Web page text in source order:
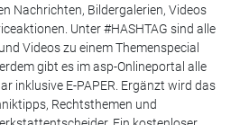
Nachrichten, Bildergalerien, Videos
Unter #HASHTAG sind alle
Videos zu einem Themenspecial
gibt es im asp-Onlineportal alle
inklusive E-PAPER. Ergänzt wird das
Rechtsthemen und